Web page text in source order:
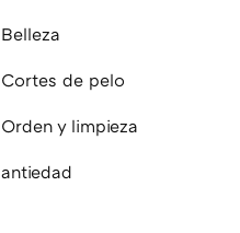
Belleza
Cortes de pelo
Orden y limpieza
antiedad